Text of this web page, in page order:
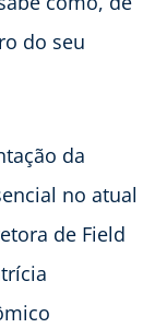
do seu
da
no atual
de Field